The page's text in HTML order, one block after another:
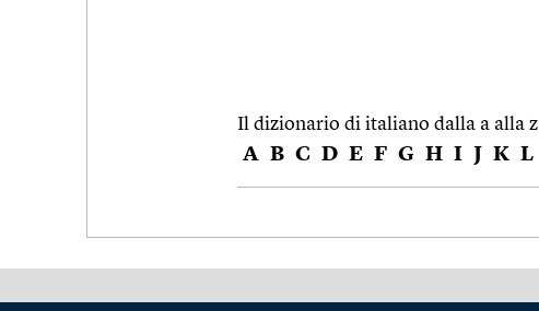
Il dizionario di italiano dalla a alla z
A B C D E F G H I J K L